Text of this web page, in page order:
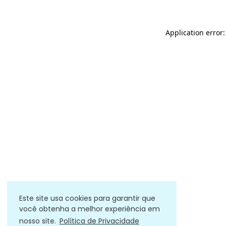
Este site usa cookies para garantir que
você obtenha a melhor experiência em
nosso site. Política de Privacidade
Application